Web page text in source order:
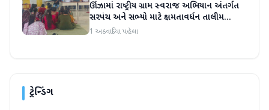
ઊંઝામાં રાષ્ટ્રીય ગ્રામ સ્વરાજ અભિયાન અંતર્ગત
સરપંચ અને સભ્યો માટે ક્ષમતાવર્ધન તાલીમ
યોજાઈ
1 અઠવાડિયા પહેલા
ટ્રેન્ડિંગ